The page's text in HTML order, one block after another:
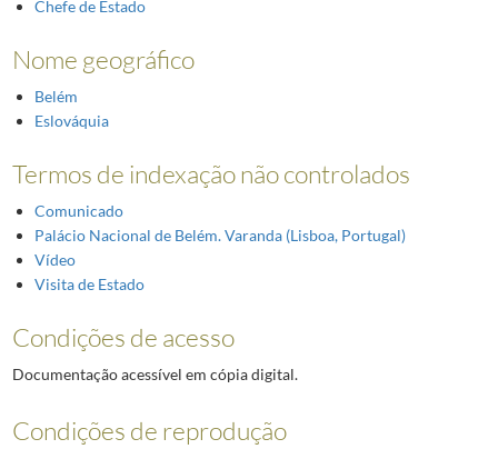
Chefe de Estado
Nome geográfico
Belém
Eslováquia
Termos de indexação não controlados
Comunicado
Palácio Nacional de Belém. Varanda (Lisboa, Portugal)
Vídeo
Visita de Estado
Condições de acesso
Documentação acessível em cópia digital.
Condições de reprodução